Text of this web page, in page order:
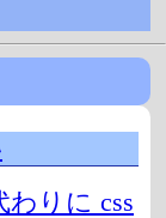
わりに css